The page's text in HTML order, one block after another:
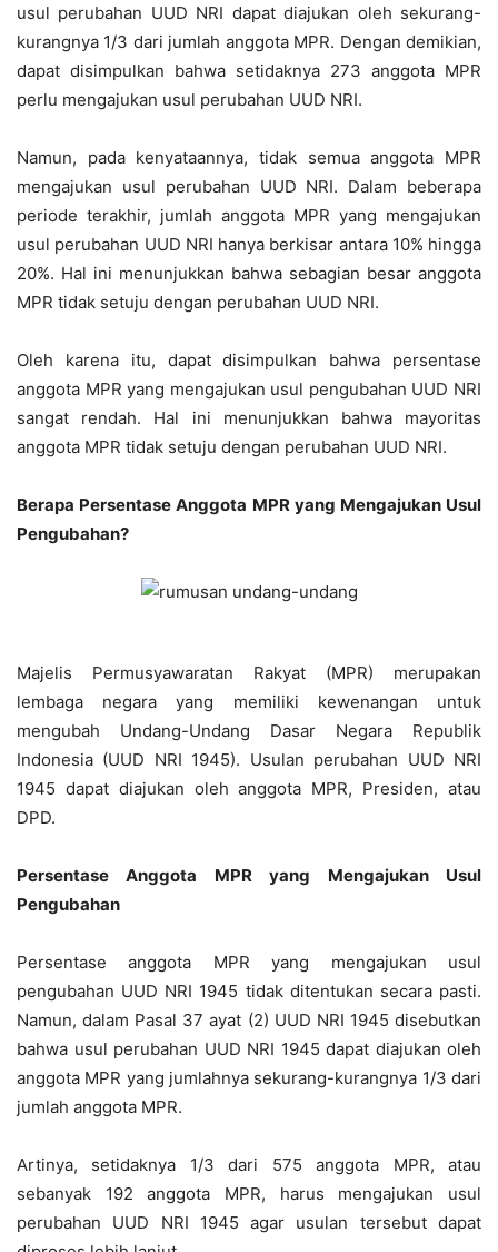
usul perubahan UUD NRI dapat diajukan oleh sekurang-
kurangnya 1/3 dari jumlah anggota MPR. Dengan demikian,
dapat disimpulkan bahwa setidaknya 273 anggota MPR
perlu mengajukan usul perubahan UUD NRI.
Namun, pada kenyataannya, tidak semua anggota MPR
mengajukan usul perubahan UUD NRI. Dalam beberapa
periode terakhir, jumlah anggota MPR yang mengajukan
usul perubahan UUD NRI hanya berkisar antara 10% hingga
20%. Hal ini menunjukkan bahwa sebagian besar anggota
MPR tidak setuju dengan perubahan UUD NRI.
Oleh karena itu, dapat disimpulkan bahwa persentase
anggota MPR yang mengajukan usul pengubahan UUD NRI
sangat rendah. Hal ini menunjukkan bahwa mayoritas
anggota MPR tidak setuju dengan perubahan UUD NRI.
Berapa Persentase Anggota MPR yang Mengajukan Usul
Pengubahan?
Majelis Permusyawaratan Rakyat (MPR) merupakan
lembaga negara yang memiliki kewenangan untuk
mengubah Undang-Undang Dasar Negara Republik
Indonesia (UUD NRI 1945). Usulan perubahan UUD NRI
1945 dapat diajukan oleh anggota MPR, Presiden, atau
DPD.
Persentase Anggota MPR yang Mengajukan Usul
Pengubahan
Persentase anggota MPR yang mengajukan usul
pengubahan UUD NRI 1945 tidak ditentukan secara pasti.
Namun, dalam Pasal 37 ayat (2) UUD NRI 1945 disebutkan
bahwa usul perubahan UUD NRI 1945 dapat diajukan oleh
anggota MPR yang jumlahnya sekurang-kurangnya 1/3 dari
jumlah anggota MPR.
Artinya, setidaknya 1/3 dari 575 anggota MPR, atau
sebanyak 192 anggota MPR, harus mengajukan usul
perubahan UUD NRI 1945 agar usulan tersebut dapat